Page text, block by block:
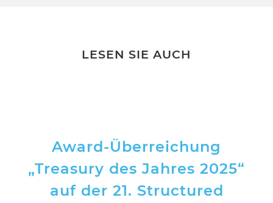
LESEN SIE AUCH
Award-Überreichung
„Treasury des Jahres 2025“
auf der 21. Structured